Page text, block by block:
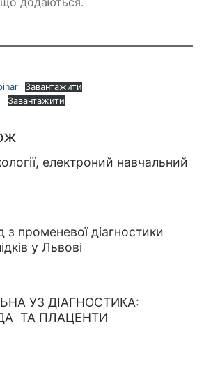
Завантажити
Завантажити
електроний навчальний
з променевої діагностики
у Львові
УЗ ДІАГНОСТИКА:
ТА ПЛАЦЕНТИ